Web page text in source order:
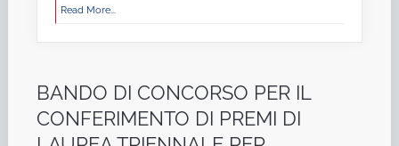
Read More...
BANDO DI CONCORSO PER IL
CONFERIMENTO DI PREMI DI